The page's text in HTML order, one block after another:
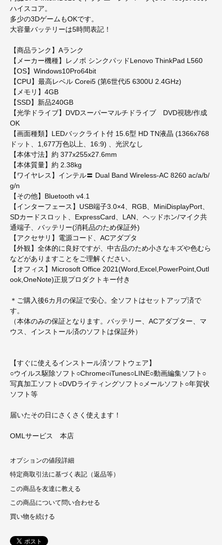
ハイスコア。
多少の3DゲームもOKです。
大容量バッテリーは5時間表記！
【商品ランク】Aランク
【メーカー機種】レノボ シンクパッドLenovo ThinkPad L560
【OS】Windows10Pro64bit
【CPU】最高レベル Corei5 (第6世代i5 6300U 2.4GHz)
【メモリ】4GB
【SSD】新品240GB
【光学ドライブ】DVDスーパーマルチドライブ DVD視聴/作成
OK
【画面種類】LEDバックライト付 15.6型 HD TN液晶 (1366x768
ドット、1,677万色以上、16:9) 、光沢なし
【本体寸法】約 377x255x27.6mm
【本体質量】約 2.38kg
【ワイヤレス】インテル〓 Dual Band Wireless-AC 8260 ac/a/b/
g/n
【その他】Bluetooth v4.1
【インターフェース】USB端子3.0×4、RGB、MiniDisplayPort、
SDカードスロット、ExpressCard、LAN、ヘッドホン/マイク共
通端子、バッテリー(消耗品のため保証外)
【アクセサリ】電源コード、ACアダプタ
【外観】全体的に良好ですが、中古品のため小さなキズや色むら
などがありますことをご理解ください。
【オフィス】Microsoft Office 2021(Word,Excel,PowerPoint,Outl
ook,OneNote)正規プロダクトキー付き
＊ご購入後6カ月の保証で安心。全ソフトはセットアップ済で
す。
（本体のみの保証となります。バッテリー、ACアダプター、マ
ウス、インストール済のソフトは保証外）
【すぐに使えるインストール済ソフトウェア】
○ウイルス駆除ソフト○Chrome○iTunes○LINE○動画編集ソフト○
写真加工ソフト○DVDライティングソフト○メールソフト○年賀状
ソフト等
届いたその日にさくさく使えます！
OMLサービス 本店
オプションの値段詳細
特定商取引法に基づく表記（返品等）
この商品を友達に教える
この商品について問い合わせる
買い物を続ける